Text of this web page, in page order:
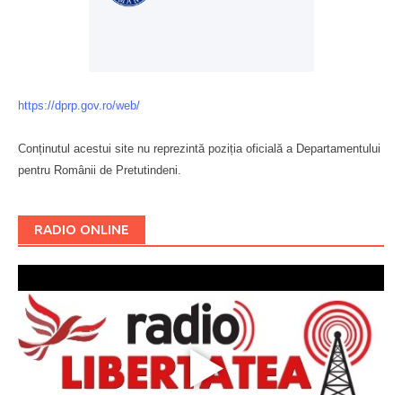
https://dprp.gov.ro/web/
Conținutul acestui site nu reprezintă poziția oficială a Departamentului
pentru Românii de Pretutindeni.
RADIO ONLINE